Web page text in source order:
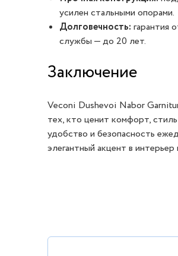
усилен стальными опорами.
Долговечность: гарантия
службы — до 20 лет.
Заключение
Veconi Dushevoi Nabor
тех, кто ценит комфорт,
удобство и безопасность
элегантный акцент в